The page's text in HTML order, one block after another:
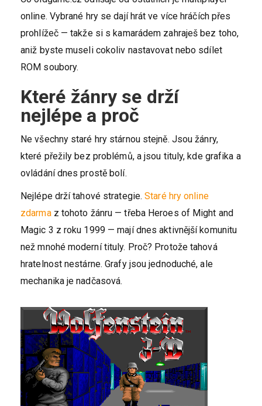
online. Vybrané hry se dají hrát ve více hráčích přes
prohlížeč — takže si s kamarádem zahraješ bez toho,
aniž byste museli cokoliv nastavovat nebo sdílet
ROM soubory.
Které žánry se drží
nejlépe a proč
Ne všechny staré hry stárnou stejně. Jsou žánry,
které přežily bez problémů, a jsou tituly, kde grafika a
ovládání dnes prostě bolí.
Nejlépe drží tahové strategie.Staré hry online
zdarmaz tohoto žánru — třeba Heroes of Might and
Magic 3 z roku 1999 — mají dnes aktivnější komunitu
než mnohé moderní tituly. Proč? Protože tahová
hratelnost nestárne. Grafy jsou jednoduché, ale
mechanika je nadčasová.